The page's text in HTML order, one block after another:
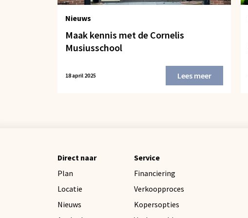
Nieuws
Maak kennis met de Cornelis
Musiusschool
18 april 2025 Lees meer
Direct naar
Plan
Locatie
Nieuws
Service
Financiering
Verkoopproces
Kopersopties